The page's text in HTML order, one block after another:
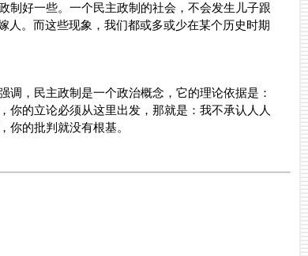
制好一些。一个民主政制的社会，不会发生儿子跟
人。而这些现象，我们都或多或少在某个历史时期
，民主政制是一个政治概念，它的理论依据是：
你的立论必须从这里出发，那就是：我不承认人人
你的批判就没有根基。